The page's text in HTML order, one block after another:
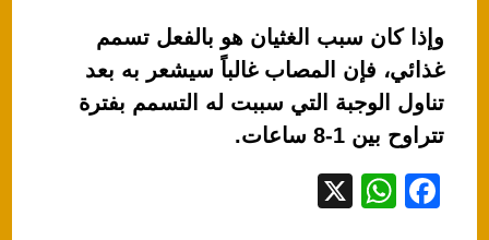
وإذا كان سبب الغثيان هو بالفعل تسمم
غذائي، فإن المصاب غالباً سيشعر به بعد
تناول الوجبة التي سببت له التسمم بفترة
تتراوح بين 1-8 ساعات.
F
W